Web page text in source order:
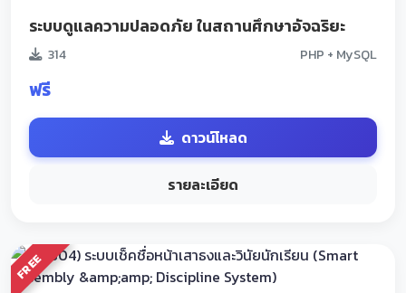
ระบบดูแลความปลอดภัย ในสถานศึกษาอัจฉริยะ
314 PHP + MySQL
ฟรี
ดาวน์โหลด
รายละเอียด
FREE